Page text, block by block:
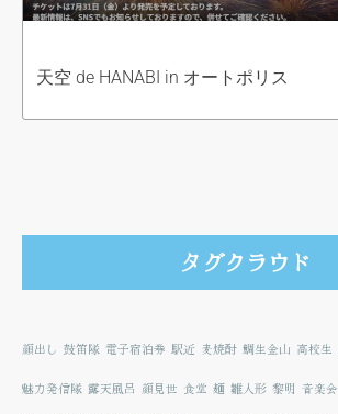
天空 de HANABI in オートポリス
タグクラウド
顔出し 鼓笛隊 電子宿泊券 駅近 麦焼酎 鯛生金山 高校生
魅力発信隊 露天風呂 顔見世 食堂 麺 雛人形 黎明 音楽会